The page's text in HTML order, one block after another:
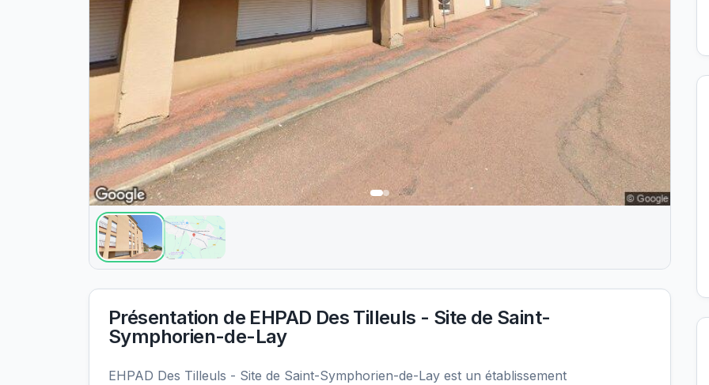
Présentation de EHPAD Des Tilleuls - Site de Saint-
Symphorien-de-Lay
EHPAD Des Tilleuls - Site de Saint-Symphorien-de-Lay est un établissement